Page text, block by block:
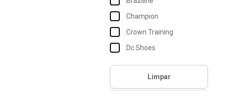
Champion
Crown Training
Dc Shoes
Diadora
Diametro